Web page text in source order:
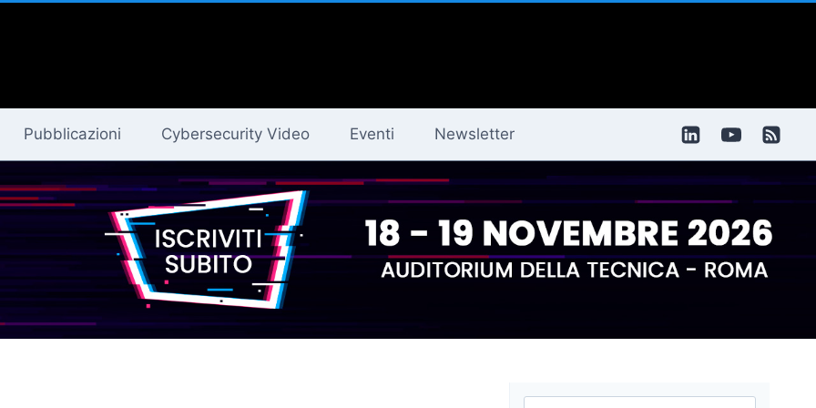
Pubblicazioni Cybersecurity Video Eventi Newsletter